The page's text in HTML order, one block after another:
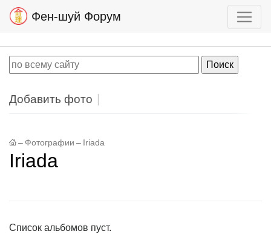
Фен-шуй Форум
Добавить фото
– Фотографии – Iriada
Iriada
Список альбомов пуст.